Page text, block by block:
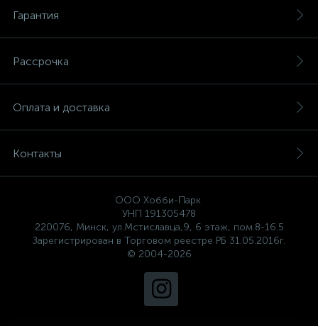
Гарантия
Рассрочка
Оплата и доставка
Контакты
ООО Хобби-Парк
УНП 191305478
220076, Минск, ул.Мстиславца,9, 6 этаж, пом.8-16.5
Зарегистрирован в Торговом реестре РБ 31.05.2016г.
© 2004-2026